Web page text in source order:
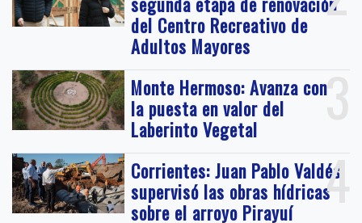
del Centro Recreativo de
Adultos Mayores
3
Monte Hermoso: Avanza con
la puesta en valor del
Laberinto Vegetal
4
Corrientes: Juan Pablo Valdés
supervisó las obras hídricas
sobre el arroyo Pirayuí